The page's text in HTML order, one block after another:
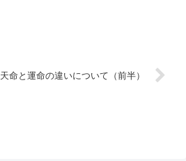
天命と運命の違いについて（前半）